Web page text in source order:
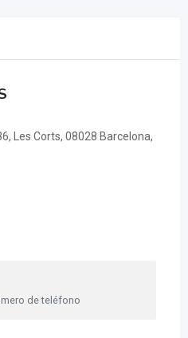
Les Corts, 08028 Barcelona,
de teléfono